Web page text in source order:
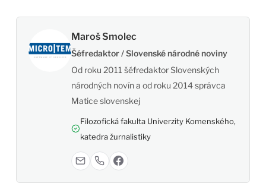
Maroš Smolec
Šéfredaktor / Slovenské národné noviny
Od roku 2011 šéfredaktor Slovenských
národných novín a od roku 2014 správca
Matice slovenskej
Filozofická fakulta Univerzity Komenského,
katedra žurnalistiky